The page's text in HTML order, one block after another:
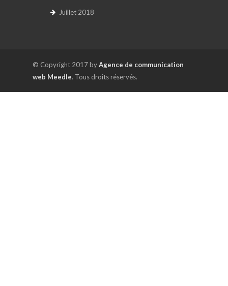
Juillet 2018
© Copyright 2017 byAgence de communication
web Meedle. Tous droits réservés.